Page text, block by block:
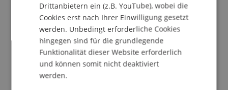
Diese Ehrung unterstreicht die langjährige
erfolgreiche Zusammenarbeit zwischen der
Universität Liechtenstein und der
Liechtensteinischen Treuhandkammer.
Der Grossteil der Absolventinnen und
Drittanbietern ein (z.B. YouTube), wobei die
Cookies erst nach Ihrer Einwilligung gesetzt
werden. Unbedingt erforderliche Cookies
hingegen sind für die grundlegende
Funktionalität dieser Website erforderlich
und können somit nicht deaktiviert
werden.